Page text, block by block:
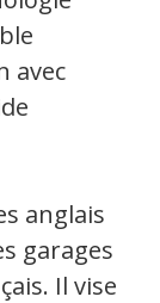
avec
anglais
garages
Il vise